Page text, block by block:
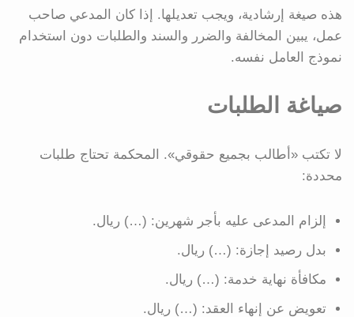
هذه صيغة إرشادية، ويجب تعديلها. إذا كان المدعي صاحب
عمل، يبين المخالفة والضرر والسند والطلبات دون استخدام
نموذج العامل نفسه.
صياغة الطلبات
لا تكتب «أطالب بجميع حقوقي». المحكمة تحتاج طلبات
محددة:
إلزام المدعى عليه بأجر شهرين: (…) ريال.
بدل رصيد إجازة: (…) ريال.
مكافأة نهاية خدمة: (…) ريال.
تعويض عن إنهاء العقد: (…) ريال.